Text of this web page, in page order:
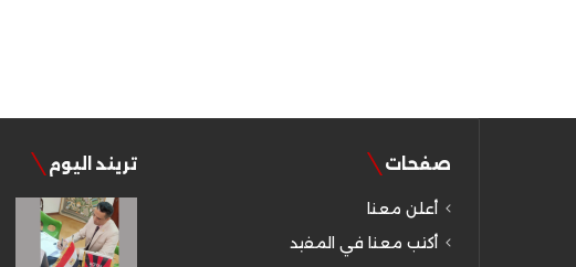
صفحات
أعلن معنا
أكتب معنا في المفيد
تريند اليوم